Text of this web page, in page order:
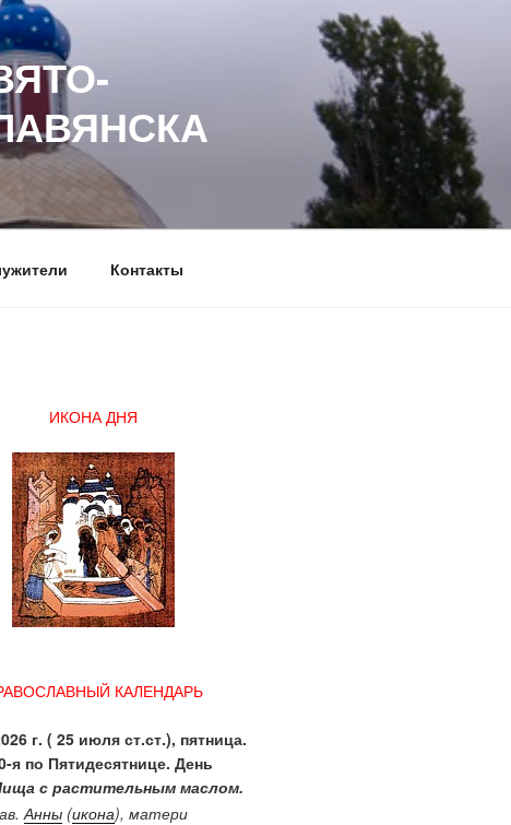
Контакты
ИКОНА ДНЯ
КАЛЕНДАРЬ
г. ( 25 июля ст.ст.), пятница.
я по Пятидесятнице. День
с растительным маслом.
Анны(икона), матери